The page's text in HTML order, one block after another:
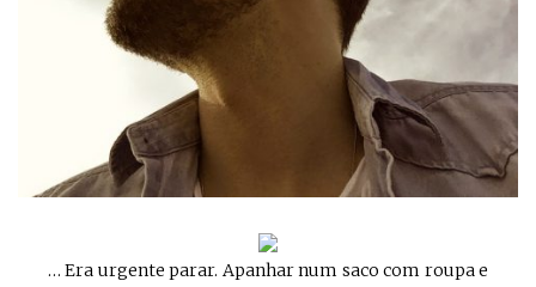
… Era urgente parar. Apanhar num saco com roupa e